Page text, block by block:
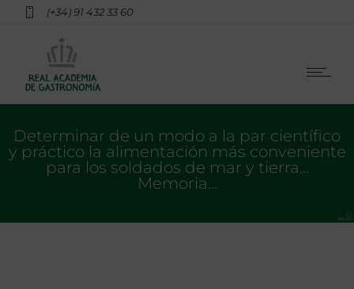
(+34) 91 432 33 60
Determinar de un modo a la par científico
y práctico la alimentación más conveniente
para los soldados de mar y tierra…
Memoria…